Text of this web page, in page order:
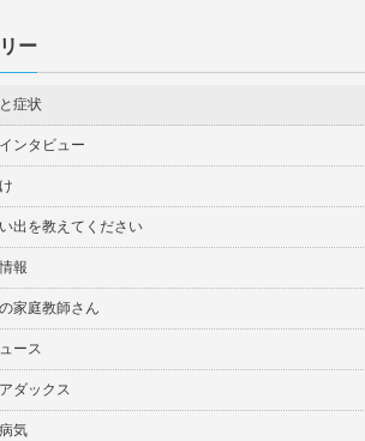
ー
症状
ンタビュー
出を教えてください
報
家庭教師さん
ース
ダックス
気